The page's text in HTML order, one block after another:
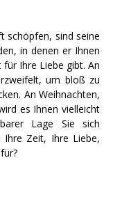
schöpfen, sind seine
in denen er Ihnen
Ihre Liebe gibt. An
um bloß zu
An Weihnachten,
es Ihnen vielleicht
Lage Sie sich
Ihre Zeit, Ihre Liebe,